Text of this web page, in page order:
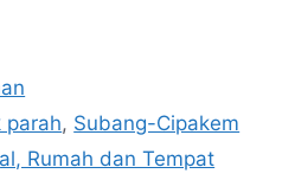
parah, Subang-Cipakem
Rumah dan Tempat